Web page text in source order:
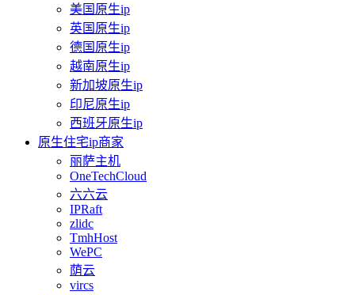
美国原生ip
英国原生ip
德国原生ip
越南原生ip
新加坡原生ip
印尼原生ip
西班牙原生ip
原生住宅ip商家
丽萨主机
OneTechCloud
六六云
IPRaft
zlidc
TmhHost
WePC
荫云
vircs